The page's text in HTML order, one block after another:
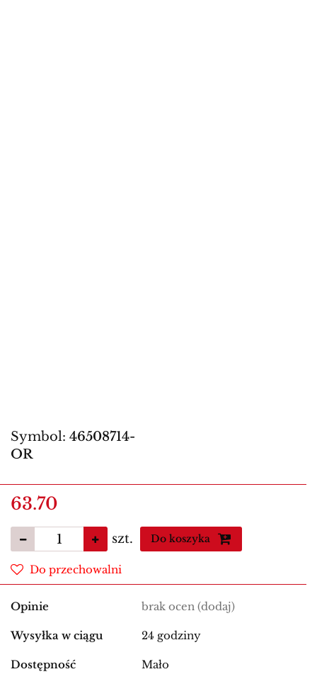
Symbol: 46508714-
OR
63.70
szt. Do koszyka
Do przechowalni
Opinie brak ocen (dodaj)
Wysyłka w ciągu 24 godziny
Dostępność Mało